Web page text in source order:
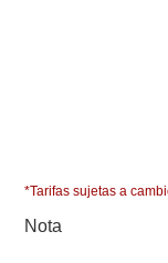
*Tarifas sujetas a
Nota